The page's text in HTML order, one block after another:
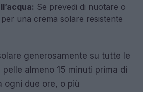
Se prevedi di nuotare o
una crema solare resistente
generosamente su tutte le
almeno 15 minuti prima di
ogni due ore, o più